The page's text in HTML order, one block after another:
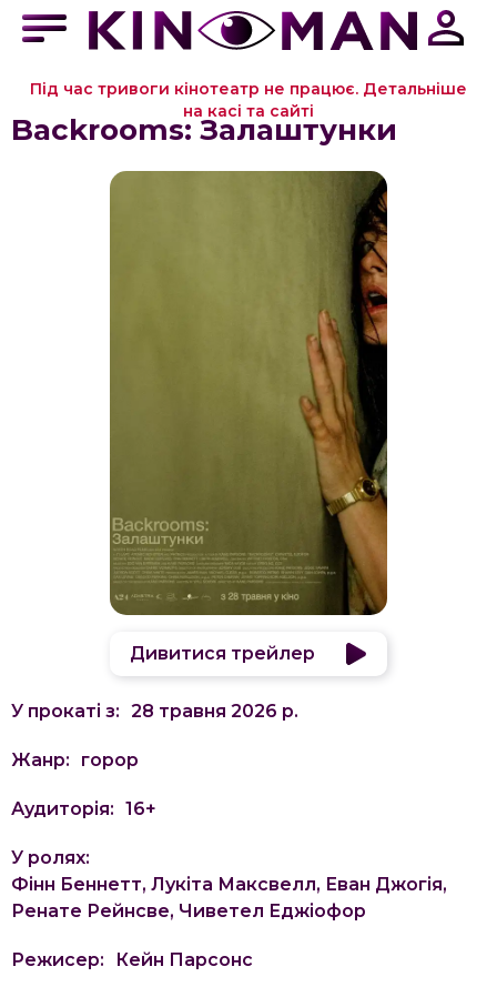
Під час тривоги кінотеатр не працює. Детальніше
на касі та сайті
Backrooms: Залаштунки
Дивитися трейлер
У прокаті з: 28 травня 2026 р.
Жанр: горор
Аудиторія: 16+
У ролях:
Фінн Беннетт, Лукіта Максвелл, Еван Джогія,
Ренате Рейнсве, Чиветел Еджіофор
Режисер: Кейн Парсонс